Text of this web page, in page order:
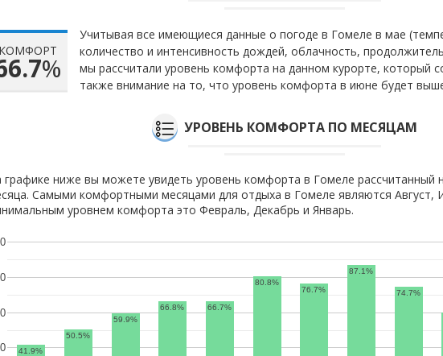
КОМФОРТ
%
Учитывая все имеющиеся данные о погоде в Гомеле в мае
количество и интенсивность дождей, облачность,
мы рассчитали уровень комфорта на данном курорте, который
также внимание на то, что уровень комфорта в июне будет
УРОВЕНЬ КОМФОРТА ПО МЕСЯЦАМ
графике ниже вы можете увидеть уровень комфорта в Гомеле рассчитанный
Самыми комфортными месяцами для отдыха в Гомеле являются
уровнем комфорта это Февраль, Декабрь и Январь.
41.9%
50.5%
59.9%
66.8% 66.7%
80.8%
76.7%
87.1%
74.7%